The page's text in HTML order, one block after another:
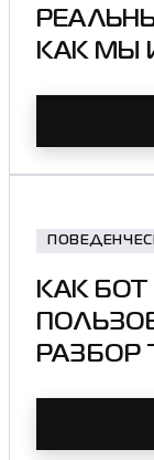
КАК МЫ
КАК
РАЗБОР